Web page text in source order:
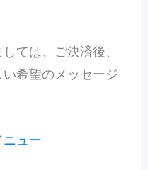
ては、ご決済後、
希望のメッセージ
ュー